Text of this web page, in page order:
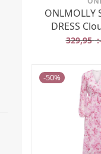
ONLMOLLY
DRESS
329,95
-50%